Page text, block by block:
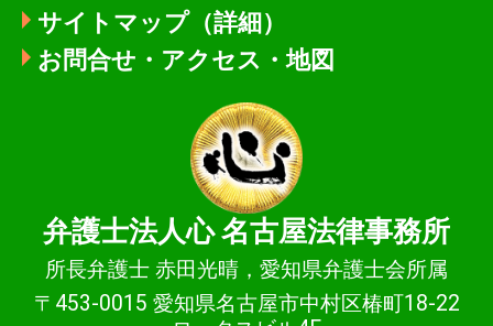
サイトマップ（詳細）
お問合せ・アクセス・地図
弁護士法人心名古屋法律事務所
所長弁護士 赤田光晴，愛知県弁護士会所属
〒453-0015 愛知県名古屋市中村区椿町18-22